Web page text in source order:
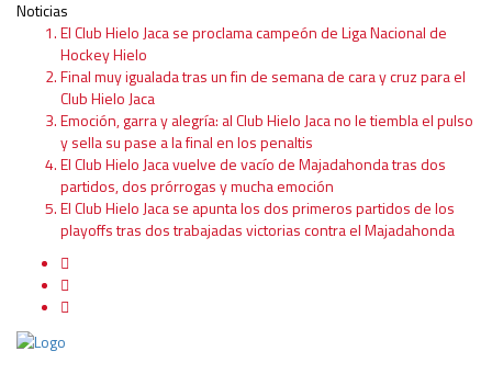
Noticias
El Club Hielo Jaca se proclama campeón de Liga Nacional de
Hockey Hielo
Final muy igualada tras un fin de semana de cara y cruz para el
Club Hielo Jaca
Emoción, garra y alegría: al Club Hielo Jaca no le tiembla el pulso
y sella su pase a la final en los penaltis
El Club Hielo Jaca vuelve de vacío de Majadahonda tras dos
partidos, dos prórrogas y mucha emoción
El Club Hielo Jaca se apunta los dos primeros partidos de los
playoffs tras dos trabajadas victorias contra el Majadahonda